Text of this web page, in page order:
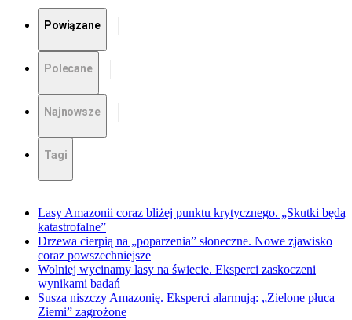
Powiązane
Polecane
Najnowsze
Tagi
Lasy Amazonii coraz bliżej punktu krytycznego. „Skutki będą
katastrofalne”
Drzewa cierpią na „poparzenia” słoneczne. Nowe zjawisko
coraz powszechniejsze
Wolniej wycinamy lasy na świecie. Eksperci zaskoczeni
wynikami badań
Susza niszczy Amazonię. Eksperci alarmują: „Zielone płuca
Ziemi” zagrożone